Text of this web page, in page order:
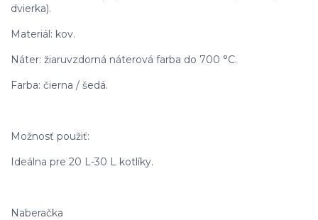
dvierka).
Materiál: kov.
Náter: žiaruvzdorná náterová farba do 700 °C.
Farba: čierna / šedá.
Možnosť použiť:
Ideálna pre 20 L-30 L kotlíky.
Naberačka